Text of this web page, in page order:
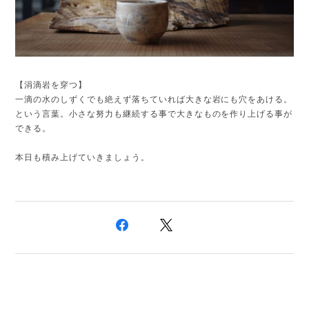
【涓滴岩を穿つ】
一滴の水のしずくでも絶えず落ちていれば大きな岩にも穴をあける。
という言葉。小さな努力も継続する事で大きなものを作り上げる事が
できる。
本日も積み上げていきましょう。